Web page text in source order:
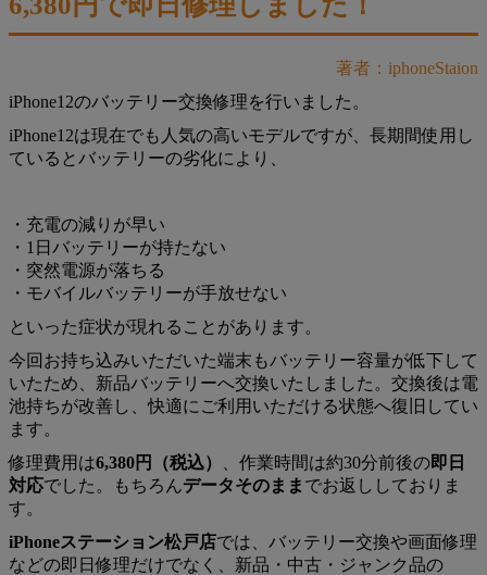
著者：iphoneStaion
iPhone12のバッテリー交換修理を行いました。
iPhone12は現在でも人気の高いモデルですが、長期間使用し
ているとバッテリーの劣化により、
・充電の減りが早い
・1日バッテリーが持たない
・突然電源が落ちる
・モバイルバッテリーが手放せない
といった症状が現れることがあります。
今回お持ち込みいただいた端末もバッテリー容量が低下して
いたため、新品バッテリーへ交換いたしました。交換後は電
池持ちが改善し、快適にご利用いただける状態へ復旧してい
ます。
修理費用は6,380円（税込） 、作業時間は約30分前後の即日
対応でした。もちろんデータそのまま でお返ししておりま
す。
iPhoneステーション松戸店では、バッテリー交換や画面修理
などの即日修理だけでなく、新品・中古・ジャンク品の